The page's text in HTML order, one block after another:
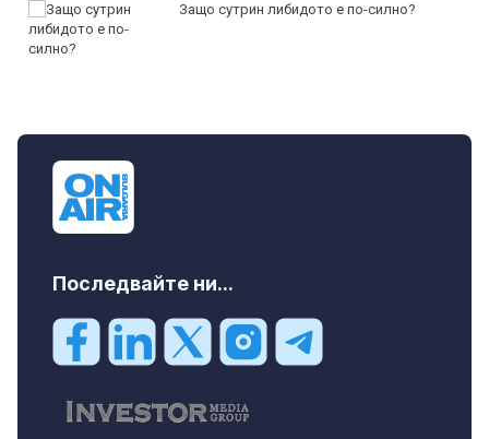
Защо сутрин либидото е по-силно?
Последвайте ни...